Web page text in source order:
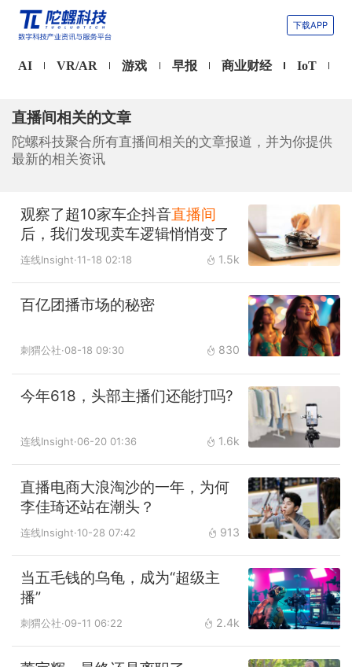
下载APP
AI VR/AR 游戏 早报 商业财经 IoT
直播间相关的文章
陀螺科技聚合所有直播间相关的文章报道，并为你提供
最新的相关资讯
观察了超10家车企抖音直播间
后，我们发现卖车逻辑悄悄变了
连线Insight·11-18 02:18 1.5k
百亿团播市场的秘密
刺猬公社·08-18 09:30 830
今年618，头部主播们还能打吗?
连线Insight·06-20 01:36 1.6k
直播电商大浪淘沙的一年，为何
李佳琦还站在潮头？
连线Insight·10-28 07:42 913
当五毛钱的乌龟，成为“超级主
播”
刺猬公社·09-11 06:22 2.4k